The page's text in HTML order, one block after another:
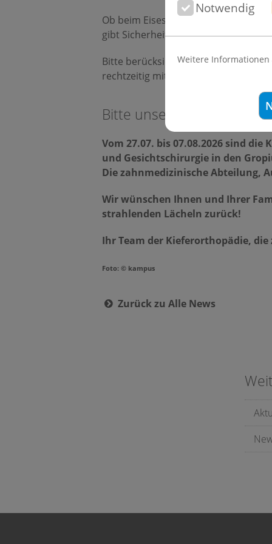
Notwendig
Weitere Informationen
Ob beim Eisessen, auf dem
gibt Sicherheit, und
Bitte berücksichtigen Sie unsere
rechtzeitig mit uns ab – so bleibt Ihr
Bitte unsere
Vom 27.07. bis 07.08.2026 sind
und Gesichtschirurgie in den
Die zahnmedizinische Abteilung,
Wir wünschen Ihnen und Ihrer
strahlenden Lächeln zurück!
Ihr Team der Kieferorthopädie,
Foto: © kampus
Zurück zu Alle News